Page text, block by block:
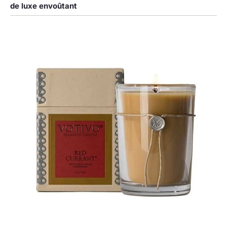
de luxe envoûtant